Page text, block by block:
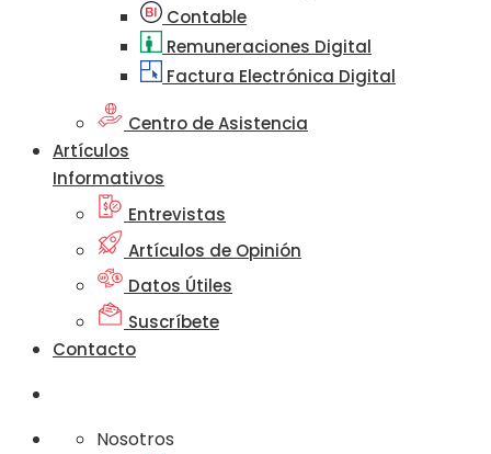
Contable
Remuneraciones Digital
Factura Electrónica Digital
Centro de Asistencia
Artículos
Informativos
Entrevistas
Artículos de Opinión
Datos Útiles
Suscríbete
Contacto
Nosotros